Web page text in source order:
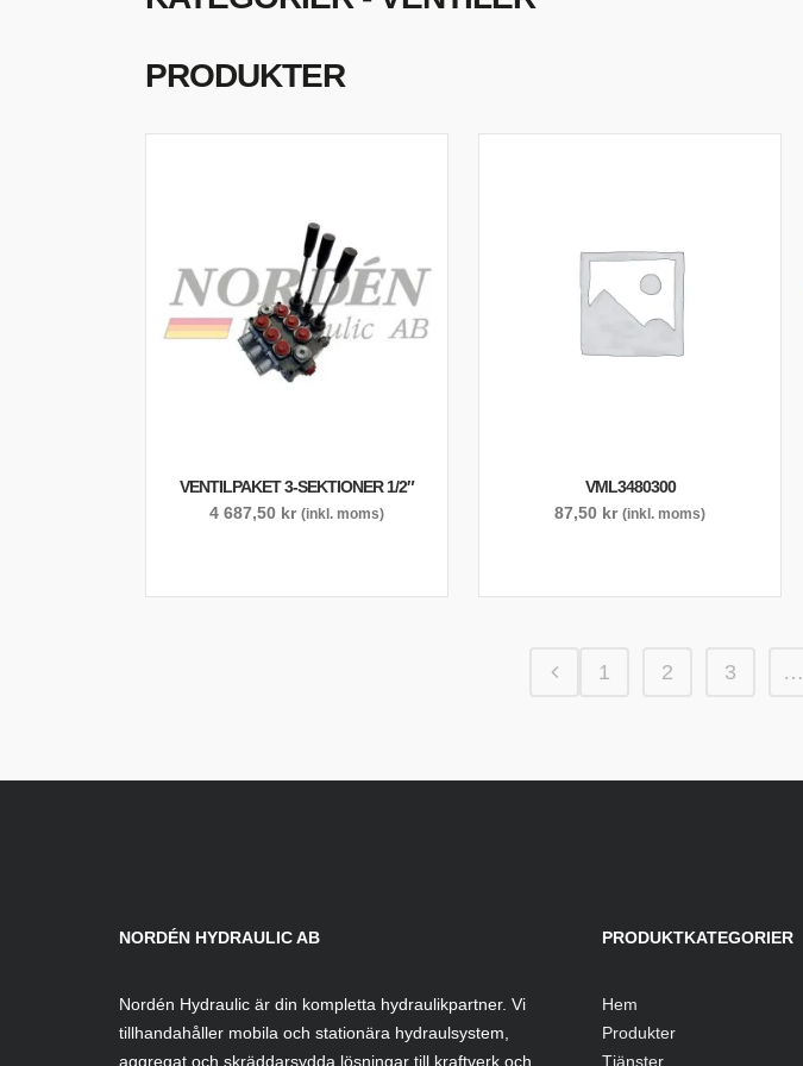
PRODUKTER
VENTILPAKET 3-SEKTIONER 1/2″
4 687,50 kr (inkl. moms)
VML3480300
87,50 kr (inkl. moms)
1 2 3 …
NORDÉN HYDRAULIC AB
Nordén Hydraulic är din kompletta hydraulikpartner. Vi
tillhandahåller mobila och stationära hydraulsystem,
aggregat och skräddarsydda lösningar till kraftverk och
PRODUKTKATEGORIER
Hem
Produkter
Tjänster